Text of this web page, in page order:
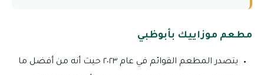
مطعم موزاييك بأبوظبي
يتصدر المطعم القوائم في عام ٢٠٢٣ حيث أنه من أفضل ما